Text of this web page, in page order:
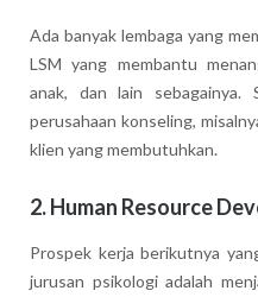
Ada banyak lembaga yang
LSM yang membantu
anak, dan lain
perusahaan konseling,
klien yang membutuhkan.
2. Human Resource
Prospek kerja berikutnya
jurusan psikologi adalah